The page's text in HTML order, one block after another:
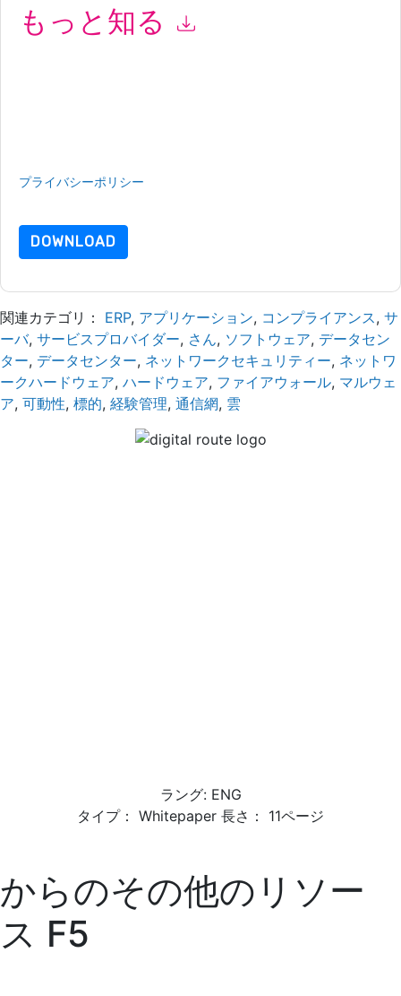
もっと知る
プライバシーポリシー
DOWNLOAD
関連カテゴリ： ERP, アプリケーション, コンプライアンス, サ
ーバ, サービスプロバイダー, さん, ソフトウェア, データセン
ター, データセンター, ネットワークセキュリティー, ネットワ
ークハードウェア, ハードウェア, ファイアウォール, マルウェ
ア, 可動性, 標的, 経験管理, 通信網, 雲
ラング: ENG
タイプ： Whitepaper 長さ： 11ページ
からのその他のリソー
ス F5